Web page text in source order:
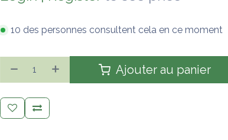
10 des personnes consultent cela en ce moment
Ajouter au panier